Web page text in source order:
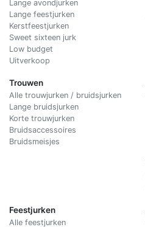
Lange avondjurken
Lange feestjurken
Kerstfeestjurken
Sweet sixteen jurk
Low budget
Uitverkoop
Trouwen
Alle trouwjurken / bruidsjurken
Lange bruidsjurken
Korte trouwjurken
Bruidsaccessoires
Bruidsmeisjes
Feestjurken
Alle feestjurken